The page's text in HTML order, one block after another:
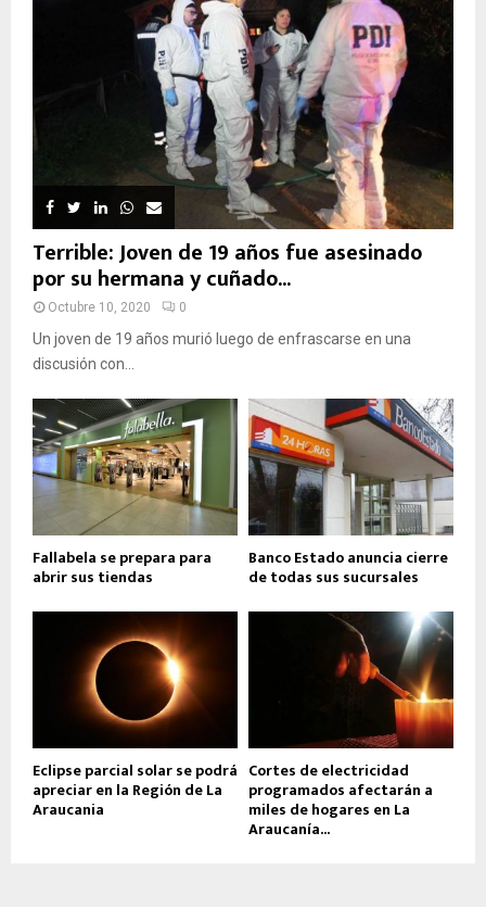
Terrible: Joven de 19 años fue asesinado
por su hermana y cuñado...
Octubre 10, 2020 0
Un joven de 19 años murió luego de enfrascarse en una
discusión con...
Fallabela se prepara para
abrir sus tiendas
Banco Estado anuncia cierre
de todas sus sucursales
Eclipse parcial solar se podrá
apreciar en la Región de La
Araucania
Cortes de electricidad
programados afectarán a
miles de hogares en La
Araucanía...